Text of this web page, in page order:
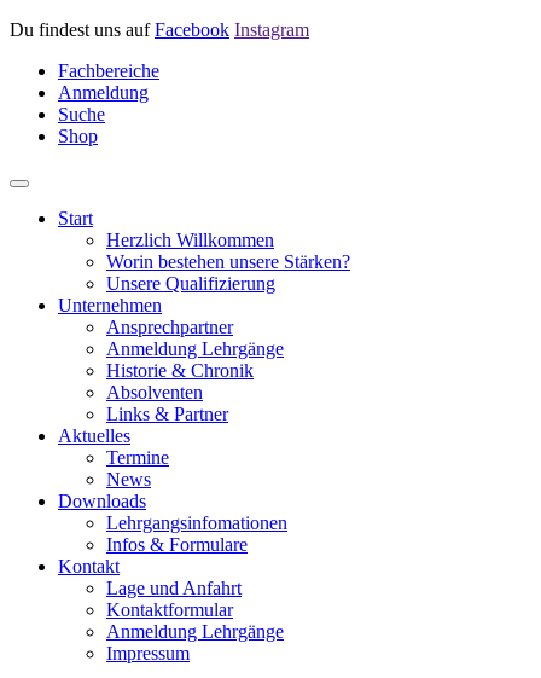
Du findest uns aufFacebook Instagram
Fachbereiche
Anmeldung
Suche
Shop
Start
Herzlich Willkommen
Worin bestehen unsere Stärken?
Unsere Qualifizierung
Unternehmen
Ansprechpartner
Anmeldung Lehrgänge
Historie & Chronik
Absolventen
Links & Partner
Aktuelles
Termine
News
Downloads
Lehrgangsinfomationen
Infos & Formulare
Kontakt
Lage und Anfahrt
Kontaktformular
Anmeldung Lehrgänge
Impressum